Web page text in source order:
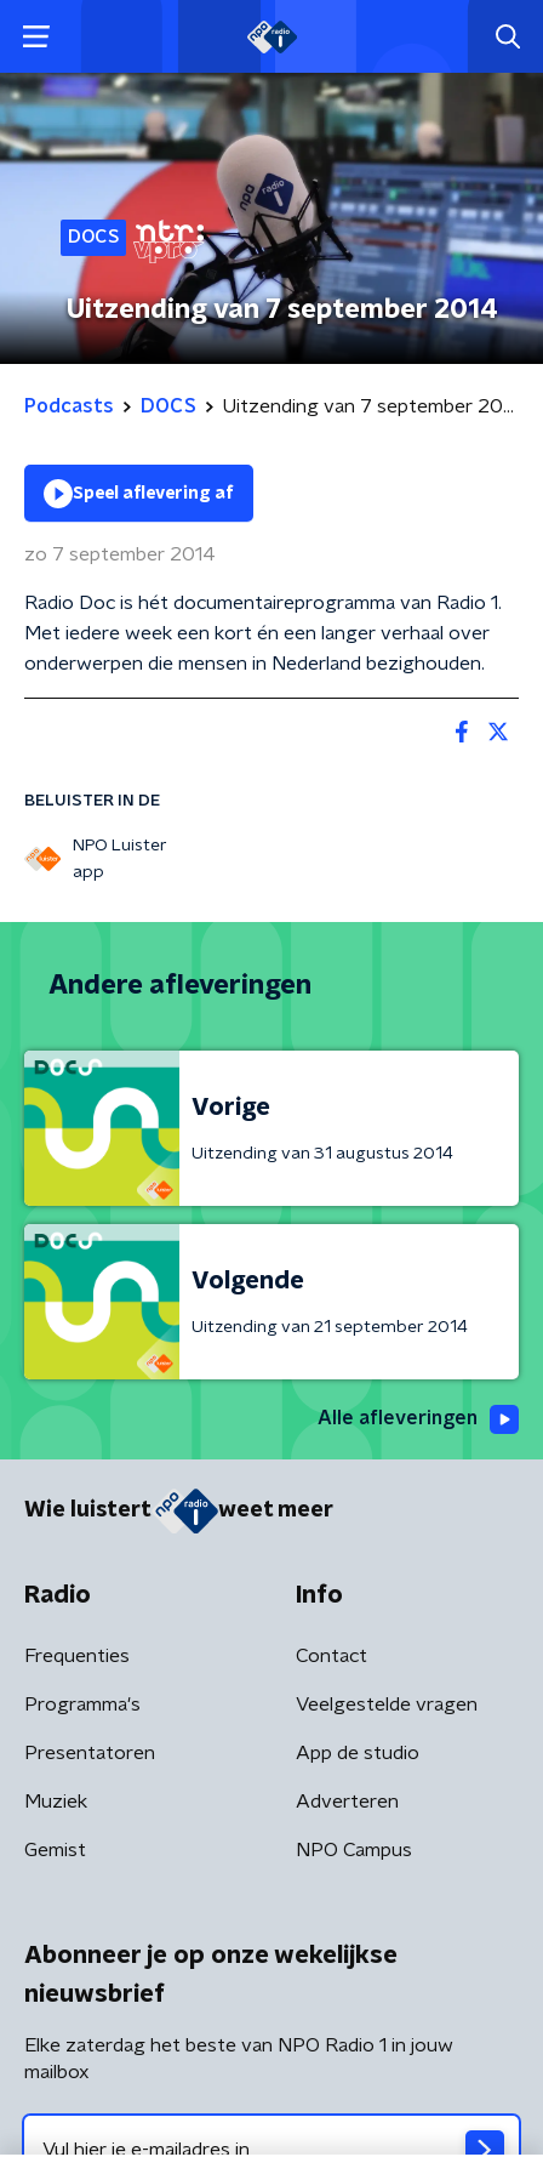
DOCS
Uitzending van 7 september 2014
Podcasts DOCS Uitzending van 7 september 2014
BELUISTER IN DE
NPO Luister
app
Speel aflevering af
zo 7 september 2014
Radio Doc is hét documentaireprogramma van Radio 1.
Met iedere week een kort én een langer verhaal over
onderwerpen die mensen in Nederland bezighouden.
Andere afleveringen
Vorige
Uitzending van 31 augustus 2014
Volgende
Uitzending van 21 september 2014
Alle afleveringen
Wie luistert weet meer
Radio
Frequenties
Programma's
Presentatoren
Muziek
Gemist
Info
Contact
Veelgestelde vragen
App de studio
Adverteren
NPO Campus
Abonneer je op onze wekelijkse
nieuwsbrief
Elke zaterdag het beste van NPO Radio 1 in jouw
mailbox